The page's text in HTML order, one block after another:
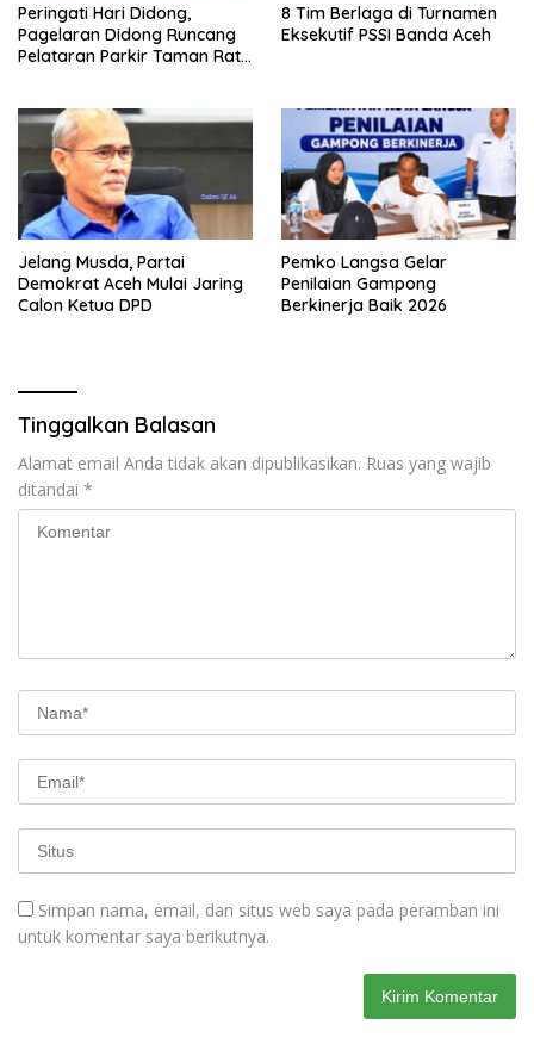
Peringati Hari Didong,
Pagelaran Didong Runcang
Pelataran Parkir Taman Ratu
8 Tim Berlaga di Turnamen
Eksekutif PSSI Banda Aceh
Jelang Musda, Partai
Demokrat Aceh Mulai Jaring
Calon Ketua DPD
Pemko Langsa Gelar
Penilaian Gampong
Berkinerja Baik 2026
Tinggalkan Balasan
Alamat email Anda tidak akan dipublikasikan. Ruas yang wajib
ditandai *
Simpan nama, email, dan situs web saya pada peramban ini
untuk komentar saya berikutnya.